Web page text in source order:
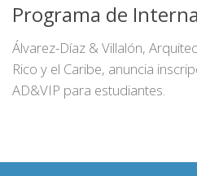
Programa de
Álvarez-Díaz & Villalón,
Rico y el Caribe, anuncia
AD&VIP para estudiantes.